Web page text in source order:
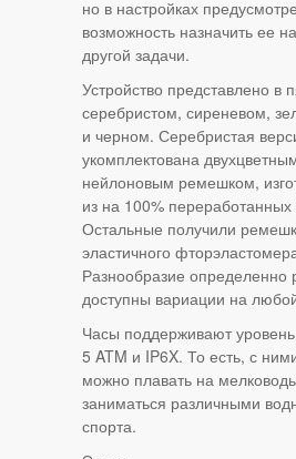
но в настройках
возможность назначить ее
другой задачи.
Устройство представлено в
серебристом, сиреневом,
и черном. Серебристая
укомплектована
нейлоновым ремешком,
из на 100%
Остальные получили
эластичного
Разнообразие определенно
доступны вариации на
Часы поддерживают
5 ATM и IP6X. То есть, с
можно плавать на
заниматься различными
спорта.